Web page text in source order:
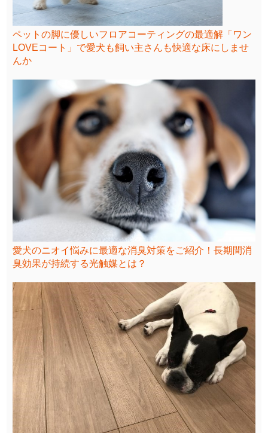
ペットの脚に優しいフロアコーティングの最適解「ワン
LOVEコート」で愛犬も飼い主さんも快適な床にしませ
んか
愛犬のニオイ悩みに最適な消臭対策をご紹介！長期間消
臭効果が持続する光触媒とは？